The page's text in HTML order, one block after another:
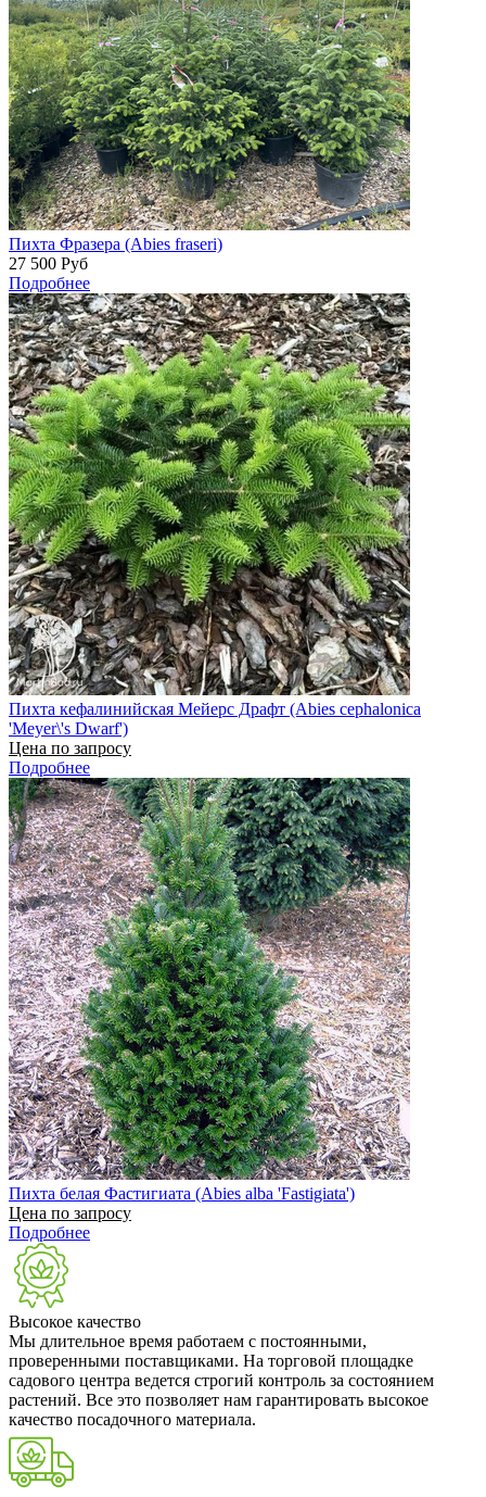
Пихта Фразера (Abies fraseri)
27 500 Руб
Подробнее
Пихта кефалинийская Мейерс Драфт (Abies cephalonica
'Meyer\'s Dwarf')
Цена по запросу
Подробнее
Пихта белая Фастигиата (Abies alba 'Fastigiata')
Цена по запросу
Подробнее
Высокое качество
Мы длительное время работаем с постоянными,
проверенными поставщиками. На торговой площадке
садового центра ведется строгий контроль за состоянием
растений. Все это позволяет нам гарантировать высокое
качество посадочного материала.